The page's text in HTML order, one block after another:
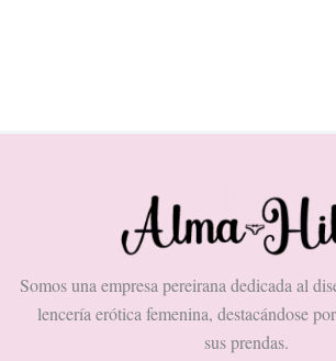
Somos una empresa pereirana dedicada al
lencería erótica femenina, destacándose
sus prendas.